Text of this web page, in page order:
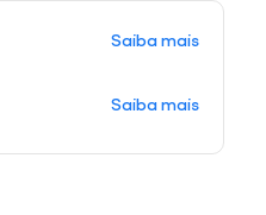
Saiba mais
Saiba mais